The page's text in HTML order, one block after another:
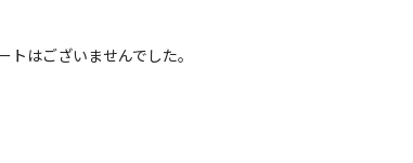
はございませんでした。